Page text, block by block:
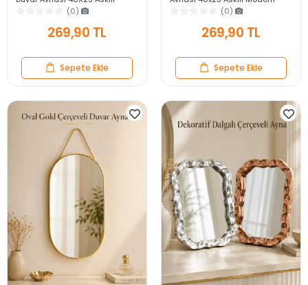
Modern Salon Antre Banyo
Yatak Odası Ayna
(0)
269,90 TL
Sepete Ekle
Salon Antre Banyo Yatak Odası
(0)
269,90 TL
Sepete Ekle